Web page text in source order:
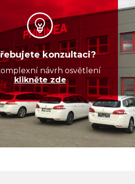
konzultaci?
návrh osvětlení
klikněte zde